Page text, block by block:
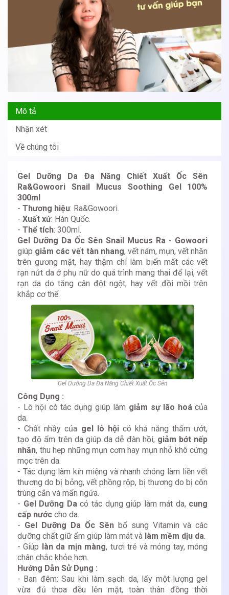
Mô tả
Nhận xét
Về chúng tôi
Gel Dưỡng Da Đa Năng Chiết Xuất Ốc Sên
Ra&Gowoori Snail Mucus Soothing Gel 100%
300ml
- Thương hiệu: Ra&Gowoori.
- Xuất xứ: Hàn Quốc.
- Thể tích: 300ml.
Gel Dưỡng Da Ốc Sên Snail Mucus Ra - Gowoori
giúp giảm các vết tàn nhang, vết nám, mụn, vết nhăn
trên gương mặt, hay thậm chí làm biến mất các vết
rạn nứt da ở phụ nữ do quá trình mang thai để lại, vết
rạn da do tăng cân đột ngột, hay vết đồi mồi trên
khắp cơ thể.
Gel Dưỡng Da Đa Năng Chiết Xuất Ốc Sên
Công Dụng :
- Lô hội có tác dụng giúp làm giảm sự lão hoácủa
da.
- Chất nhầy của gel lô hộicó khả năng thấm ướt,
tạo độ ẩm trên da giúp da dễ đàn hồi, giảm bớt nếp
nhăn, thu hẹp những mụn cơm hay mụn nhỏ khô cứng
mọc trên da.
- Tác dụng làm kín miệng và nhanh chóng làm liền vết
thương do bị bỏng, vết phồng rộp, bị thương do bị côn
trùng cắn và mẩn ngứa.
- Gel Dưỡng Dacó tác dụng giúp làm mát da, cung
cấp nước cho da.
- Gel Dưỡng Da Ốc Sênbổ sung Vitamin và các
dưỡng chất giữ ẩm giúp làm mát và làm mềm dịu da.
- Giúp
làn da mịn màng, tươi trẻ và móng tay, móng
chân chắc khỏe hơn.
Hướng Dẫn Sử Dụng :
- Ban đêm: Sau khi làm sạch da, lấy một lượng gel
vừa đủ thoa đều lên mặt, toàn thân đồng thời